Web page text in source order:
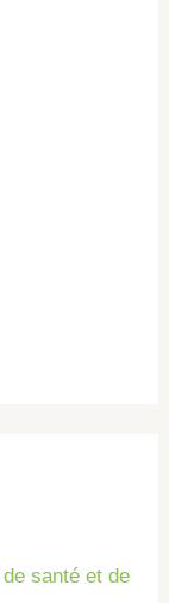
santé et de